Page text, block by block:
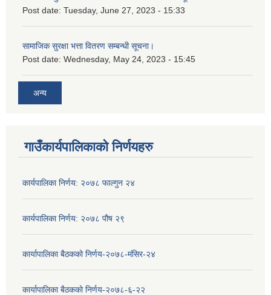
Post date: Tuesday, June 27, 2023 - 15:33
सामाजिक सुरक्षा भत्ता वितरण सम्बन्धी सूचना।
Post date: Wednesday, May 24, 2023 - 15:45
अन्य
गाउँकार्यपालिकाको निर्णयहरु
कार्यपालिका निर्णय: २०७८ फाल्गुन २४
कार्यपालिका निर्णय: २०७८ पौष २९
कार्यापालिका बैठकको निर्णय-२०७८-मंसिर-२४
कार्यापालिका बैठकको निर्णय-२०७८-६-२२